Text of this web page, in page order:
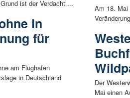
ist der Verdacht ...
in
für
am Flughafen
in Deutschland
Am 18.
Der
Mai einen